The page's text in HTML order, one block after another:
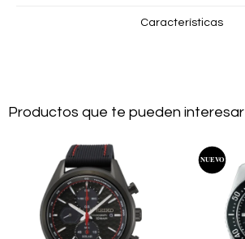
Características
Productos que te pueden interesar